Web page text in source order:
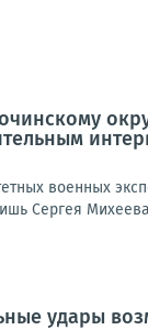
военных
Сергея
удары